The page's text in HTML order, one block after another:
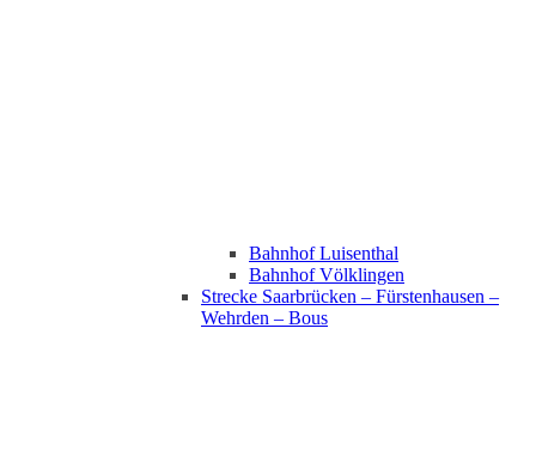
Bahnhof Luisenthal
Bahnhof Völklingen
Strecke Saarbrücken – Fürstenhausen –
Wehrden – Bous